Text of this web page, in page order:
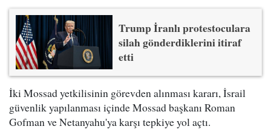
Trump İranlı protestoculara
silah gönderdiklerini itiraf
etti
İki Mossad yetkilisinin görevden alınması kararı, İsrail
güvenlik yapılanması içinde Mossad başkanı Roman
Gofman ve Netanyahu'ya karşı tepkiye yol açtı.